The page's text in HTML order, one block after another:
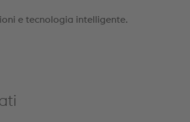
e tecnologia intelligente.